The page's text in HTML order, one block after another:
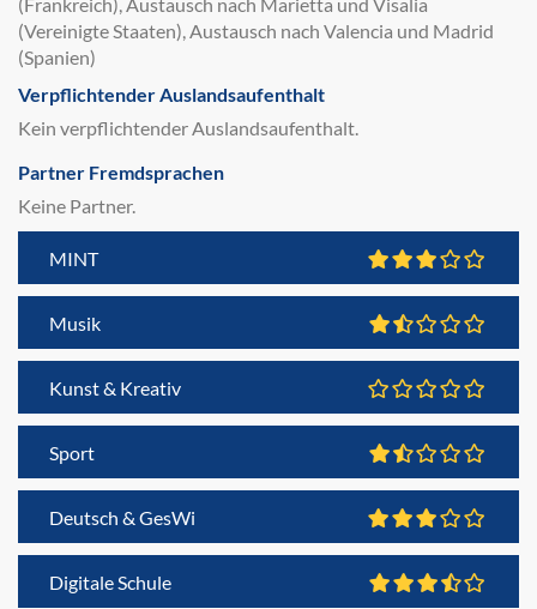
(Vereinigte Staaten), Austausch nach Valencia und Madrid
(Spanien)
Verpflichtender Auslandsaufenthalt
Kein verpflichtender Auslandsaufenthalt.
Partner Fremdsprachen
Keine Partner.
MINT
Musik
Kunst & Kreativ
Sport
Deutsch & GesWi
Digitale Schule